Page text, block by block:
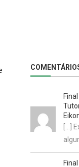
[…]